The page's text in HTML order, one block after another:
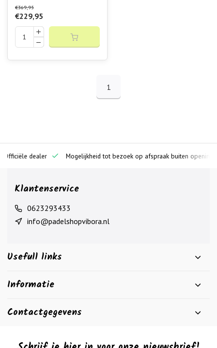
€369,95
€229,95
1
dealer Mogelijkheid tot bezoek op afspraak buiten openingstijden
Klantenservice
0623293433
info@padelshopvibora.nl
Usefull links
Informatie
Contactgegevens